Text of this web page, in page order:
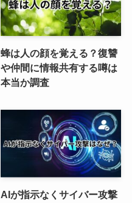
蜂は人の顔を覚える？復讐
や仲間に情報共有する噂は
本当か調査
AIが指示なくサイバー攻撃